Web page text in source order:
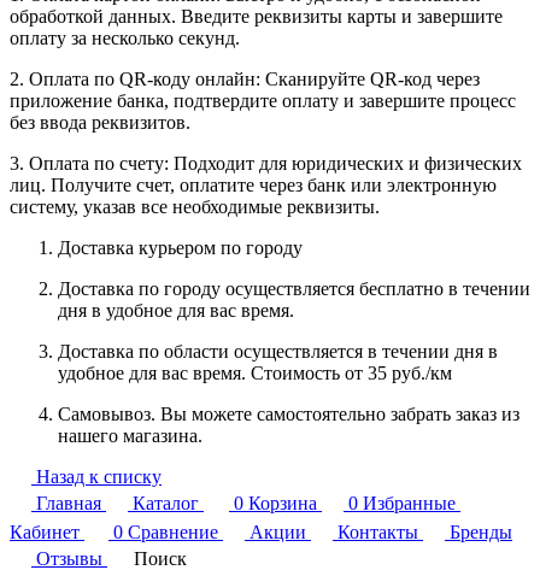
обработкой данных. Введите реквизиты карты и завершите
оплату за несколько секунд.
2. Оплата по QR-коду онлайн: Сканируйте QR-код через
приложение банка, подтвердите оплату и завершите процесс
без ввода реквизитов.
3. Оплата по счету: Подходит для юридических и физических
лиц. Получите счет, оплатите через банк или электронную
систему, указав все необходимые реквизиты.
Доставка курьером по городу
Доставка по городу осуществляется бесплатно в течении
дня в удобное для вас время.
Доставка по области осуществляется в течении дня в
удобное для вас время. Стоимость от 35 руб./км
Самовывоз. Вы можете самостоятельно забрать заказ из
нашего магазина.
Назад к списку
Главная
Каталог 0 Корзина 0 Избранные
Кабинет
0 Сравнение Акции Контакты
Бренды
Отзывы
Поиск